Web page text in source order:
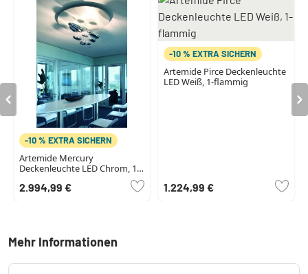
-10 % EXTRA SICHERN
Artemide Mercury
Deckenleuchte LED Chrom, 1-
2.994,99 €
-10 % EXTRA SICHERN
Artemide Pirce Deckenleuchte
LED Weiß, 1-flammig
1.224,99 €
Mehr Informationen